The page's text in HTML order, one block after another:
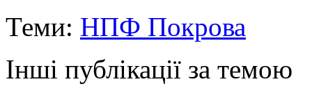
Теми: НПФ Покрова
Інші публікації за темою